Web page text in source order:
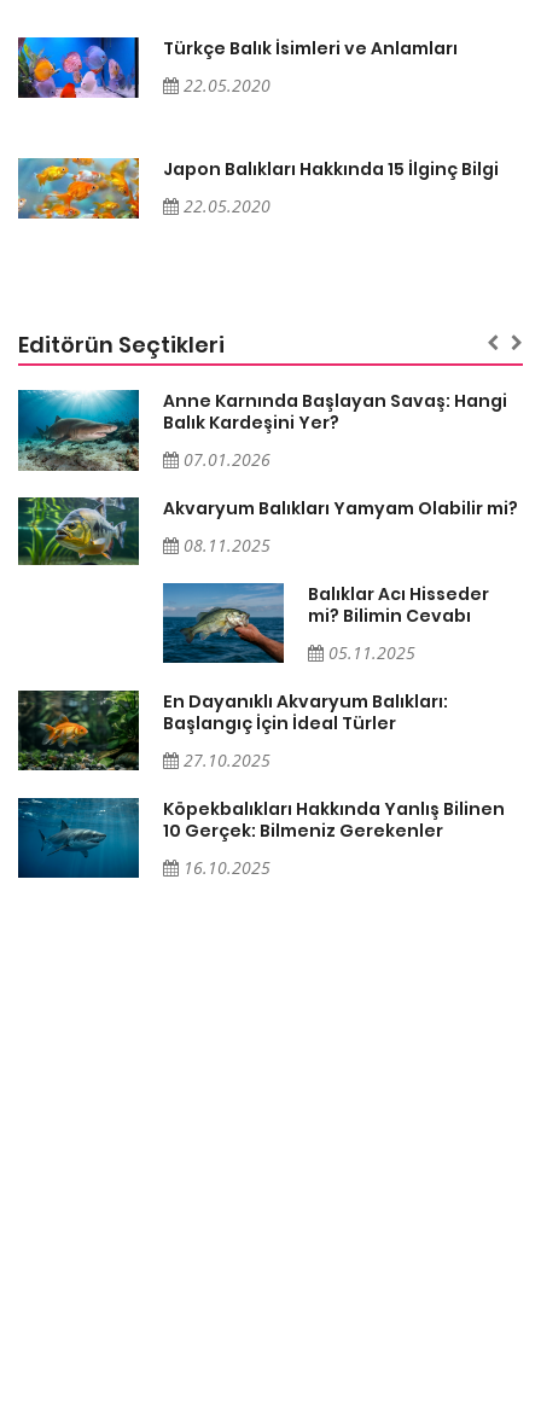
Türkçe Balık İsimleri ve Anlamları
22.05.2020
Japon Balıkları Hakkında 15 İlginç Bilgi
22.05.2020
Editörün Seçtikleri
Anne Karnında Başlayan Savaş: Hangi
Balık Kardeşini Yer?
07.01.2026
Akvaryum Balıkları Yamyam Olabilir mi?
08.11.2025
Balıklar Acı Hisseder
mi? Bilimin Cevabı
05.11.2025
En Dayanıklı Akvaryum Balıkları:
Başlangıç İçin İdeal Türler
27.10.2025
Köpekbalıkları Hakkında Yanlış Bilinen
10 Gerçek: Bilmeniz Gerekenler
16.10.2025